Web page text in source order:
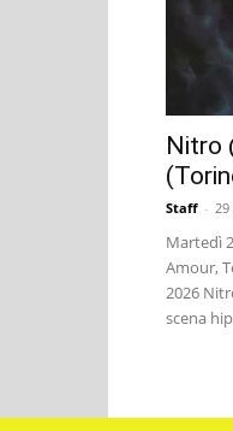
Nitro
Staff -
Martedì
Amour,
2026
scena